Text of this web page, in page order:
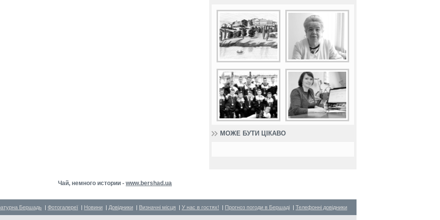
МОЖЕ БУТИ ЦІКАВО
Чай, немного истории - www.bershad.ua
Бершадь | Фотогалереї | Новини | Довідники | Визначні місця | У нас в гостях! | Прогноз погоди в Бершаді | Телефонні довідники